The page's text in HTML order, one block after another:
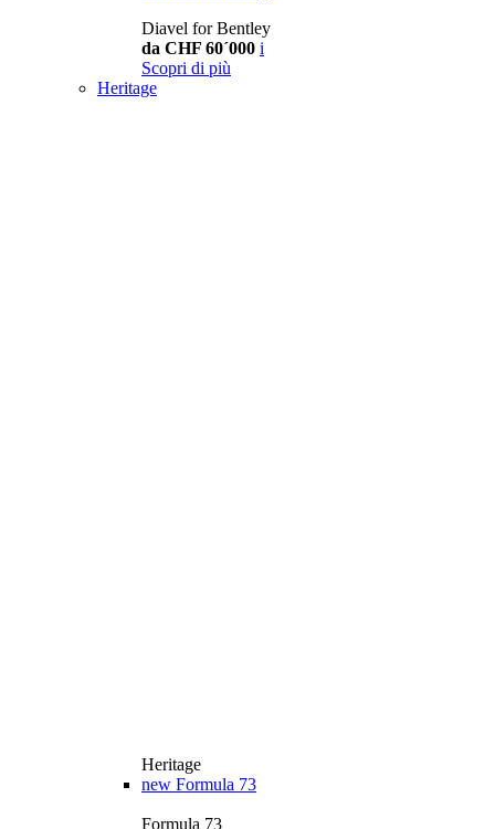
Diavel for Bentley
da CHF 60´000 i
Scopri di più
Heritage
Heritage
new Formula 73
Formula 73